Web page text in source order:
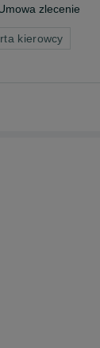
zlecenie
kierowcy